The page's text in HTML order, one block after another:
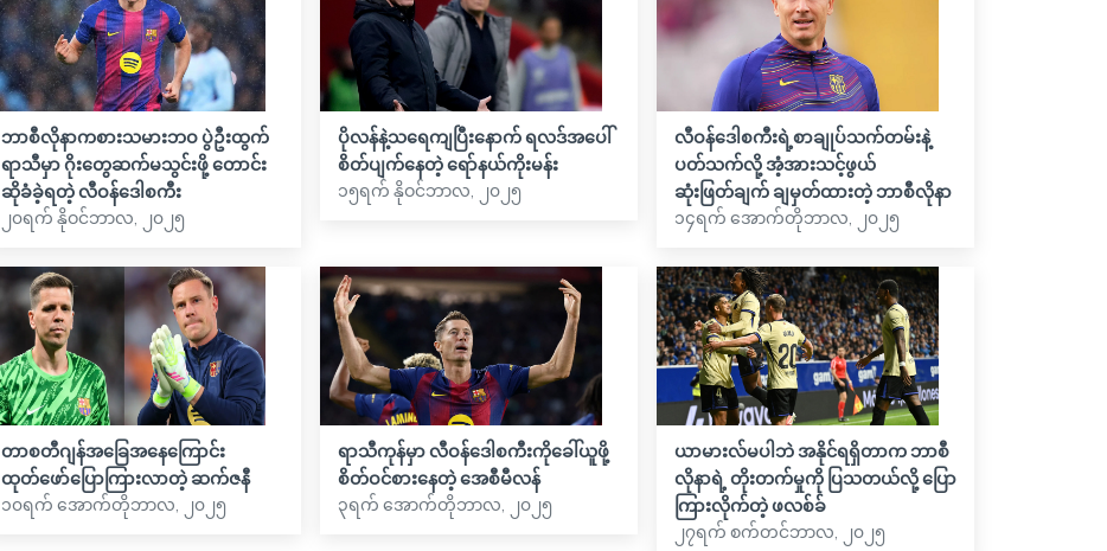
ဘာစီလိုနာကစားသမားဘဝ ပွဲဦးထွက်
ရာသီမှာ ဂိုးတွေဆက်မသွင်းဖို့ တောင်း
ဆိုခံခဲ့ရတဲ့ လီဝန်ဒေါစကီး
၂၀ရက် နိုဝင်ဘာလ, ၂၀၂၅
ပိုလန်နဲ့သရေကျပြီးနောက် ရလဒ်အပေါ်
စိတ်ပျက်နေတဲ့ ရော်နယ်ကိုးမန်း
၁၅ရက် နိုဝင်ဘာလ, ၂၀၂၅
လီဝန်ဒေါစကီးရဲ့စာချုပ်သက်တမ်းနဲ့
ပတ်သက်လို့ အံ့အားသင့်ဖွယ်
ဆုံးဖြတ်ချက် ချမှတ်ထားတဲ့ ဘာစီလိုနာ
၁၄ရက် အောက်တိုဘာလ, ၂၀၂၅
တာစတီဂျန်အခြေအနေကြောင်း
ထုတ်ဖော်ပြောကြားလာတဲ့ ဆက်ဇနီ
၁၀ရက် အောက်တိုဘာလ, ၂၀၂၅
ရာသီကုန်မှာ လီဝန်ဒေါစကီးကိုခေါ်ယူဖို့
စိတ်ဝင်စားနေတဲ့ အေစီမီလန်
၃ရက် အောက်တိုဘာလ, ၂၀၂၅
ယာမားလ်မပါဘဲ အနိုင်ရရှိတာက ဘာစီ
လိုနာရဲ့ တိုးတက်မှုကို ပြသတယ်လို့ ပြော
ကြားလိုက်တဲ့ ဖလစ်ခ်
၂၇ရက် စက်တင်ဘာလ, ၂၀၂၅